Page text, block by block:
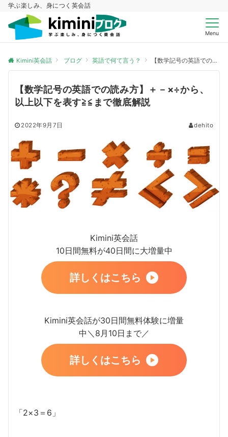
学ぶ楽しみ、身につく英会話
Menu
Kimini英会話 ブログ 英語で何て言う？ 【数学記号の英語での読み方】＋－×÷から、以上以下を表す≧≦まで徹底解説
【数学記号の英語での読み方】＋－×÷から、
以上以下を表す≧≦まで徹底解説
2022年9月7日 dehito
Kimini英会話
10日間無料が40日間に大増量中
詳しくはこちら
Kimini英会話が30日間無料体験に増量
中＼8月10日まで／
詳しくはこちら
「2×3＝6」